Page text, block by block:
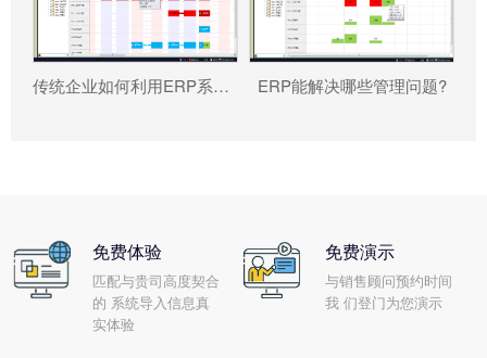
传统企业如何利用ERP系统重塑竞争力? ERP能解决哪些管理问题?
免费体验
匹配与贵司高度契合
的 系统导入信息真
实体验
免费演示
与销售顾问预约时间
我 们登门为您演示